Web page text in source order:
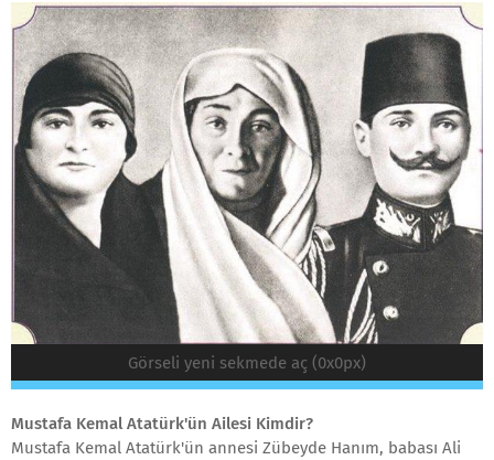
Görseli yeni sekmede aç (0x0px)
Mustafa Kemal Atatürk'ün Ailesi Kimdir?
Mustafa Kemal Atatürk'ün annesi Zübeyde Hanım, babası Ali